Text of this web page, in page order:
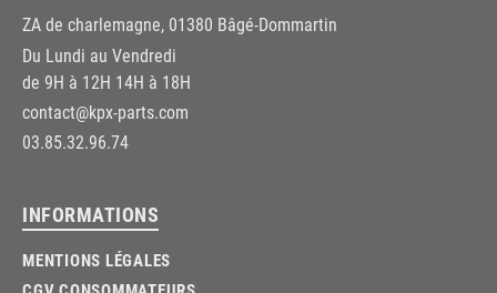
ZA de charlemagne, 01380 Bâgé-Dommartin
Du Lundi au Vendredi
de 9H à 12H 14H à 18H
contact@kpx-parts.com
03.85.32.96.74
INFORMATIONS
MENTIONS LÉGALES